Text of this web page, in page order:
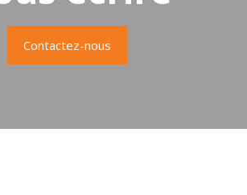
Contactez-nous